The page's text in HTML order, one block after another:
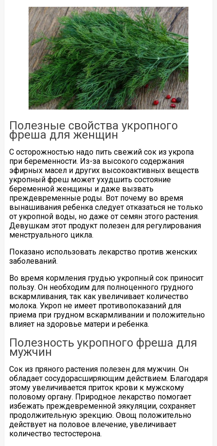
Полезные свойства укропного
фреша для женщин
С осторожностью надо пить свежий сок из укропа
при беременности. Из-за высокого содержания
эфирных масел и других высокоактивных веществ
укропный фреш может ухудшить состояние
беременной женщины и даже вызвать
преждевременные роды. Вот почему во время
вынашивания ребенка следует отказаться не только
от укропной воды, но даже от семян этого растения.
Девушкам этот продукт полезен для регулирования
менструального цикла.
Показано использовать лекарство против женских
заболеваний.
Во время кормления грудью укропный сок приносит
пользу. Он необходим для полноценного грудного
вскармливания, так как увеличивает количество
молока. Укроп не имеет противопоказаний для
приема при грудном вскармливании и положительно
влияет на здоровье матери и ребенка.
Полезность укропного фреша для
мужчин
Сок из пряного растения полезен для мужчин. Он
обладает сосудорасширяющим действием. Благодаря
этому увеличивается приток крови к мужскому
половому органу. Природное лекарство помогает
избежать преждевременной эякуляции, сохраняет
продолжительную эрекцию. Овощ положительно
действует на половое влечение, увеличивает
количество тестостерона.